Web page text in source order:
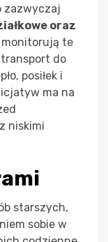
zazwyczaj
oraz
monitorują te
do
posiłek i
ma na
niskimi
starszych,
sobie w